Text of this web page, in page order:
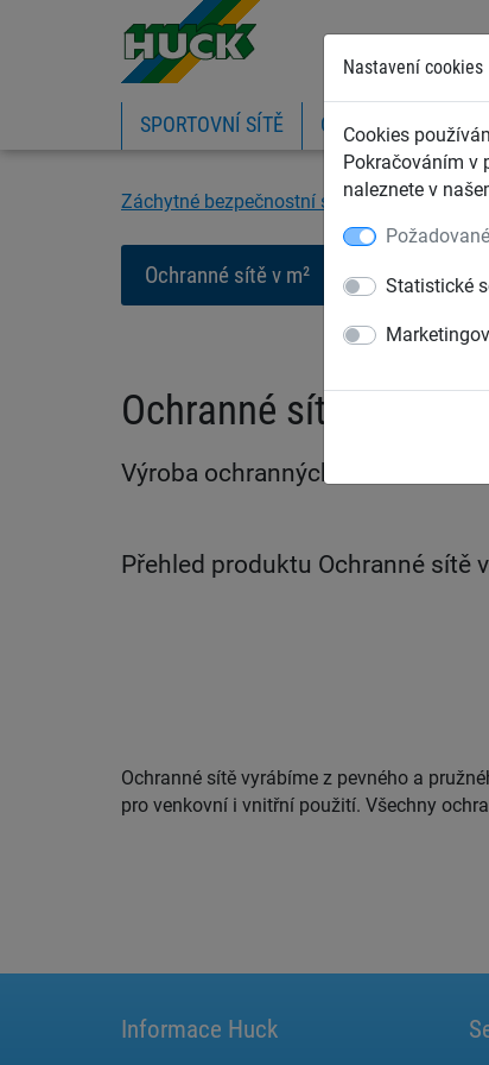
Nastavení cookies
Cookies
Pokračováním v
naleznete v
Statistické
SPORTOVNÍ SÍTĚ OCHRANNÉ SÍTĚ A
Záchytné bezpečnostní sítě Ochranné
Ochranné sítě v m²
Ochranné sítě v m²
Výroba ochranných sítí na míru
Přehled produktu Ochranné sítě
Ochranné sítě vyrábíme z pevného a
pro venkovní i vnitřní použití. Všechny
5 - 7 mm v průměru. Toto zesílené obšití
Informace Huck